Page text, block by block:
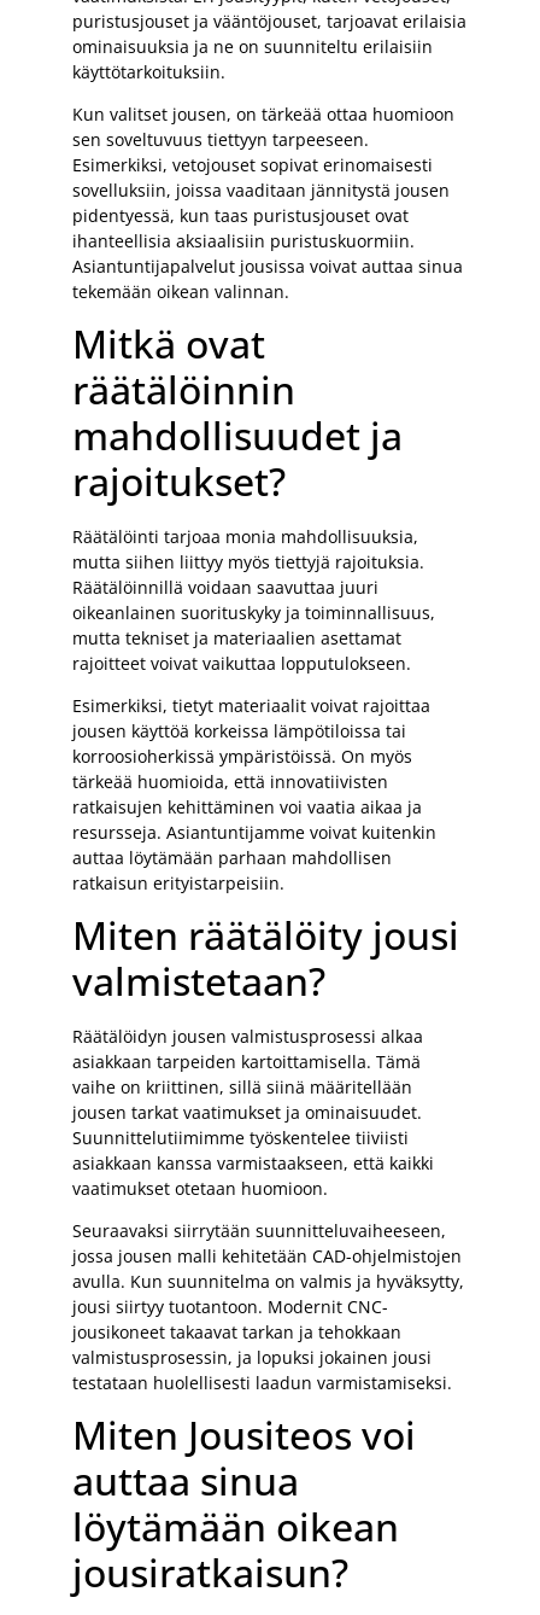
puristusjouset ja vääntöjouset, tarjoavat erilaisia
ominaisuuksia ja ne on suunniteltu erilaisiin
käyttötarkoituksiin.
Kun valitset jousen, on tärkeää ottaa huomioon
sen soveltuvuus tiettyyn tarpeeseen.
Esimerkiksi, vetojouset sopivat erinomaisesti
sovelluksiin, joissa vaaditaan jännitystä jousen
pidentyessä, kun taas puristusjouset ovat
ihanteellisia aksiaalisiin puristuskuormiin.
Asiantuntijapalvelut jousissa voivat auttaa sinua
tekemään oikean valinnan.
Mitkä ovat
räätälöinnin
mahdollisuudet ja
rajoitukset?
Räätälöinti tarjoaa monia mahdollisuuksia,
mutta siihen liittyy myös tiettyjä rajoituksia.
Räätälöinnillä voidaan saavuttaa juuri
oikeanlainen suorituskyky ja toiminnallisuus,
mutta tekniset ja materiaalien asettamat
rajoitteet voivat vaikuttaa lopputulokseen.
Esimerkiksi, tietyt materiaalit voivat rajoittaa
jousen käyttöä korkeissa lämpötiloissa tai
korroosioherkissä ympäristöissä. On myös
tärkeää huomioida, että innovatiivisten
ratkaisujen kehittäminen voi vaatia aikaa ja
resursseja. Asiantuntijamme voivat kuitenkin
auttaa löytämään parhaan mahdollisen
ratkaisun erityistarpeisiin.
Miten räätälöity jousi
valmistetaan?
Räätälöidyn jousen valmistusprosessi alkaa
asiakkaan tarpeiden kartoittamisella. Tämä
vaihe on kriittinen, sillä siinä määritellään
jousen tarkat vaatimukset ja ominaisuudet.
Suunnittelutiimimme työskentelee tiiviisti
asiakkaan kanssa varmistaakseen, että kaikki
vaatimukset otetaan huomioon.
Seuraavaksi siirrytään suunnitteluvaiheeseen,
jossa jousen malli kehitetään CAD-ohjelmistojen
avulla. Kun suunnitelma on valmis ja hyväksytty,
jousi siirtyy tuotantoon. Modernit CNC-
jousikoneet takaavat tarkan ja tehokkaan
valmistusprosessin, ja lopuksi jokainen jousi
testataan huolellisesti laadun varmistamiseksi.
Miten Jousiteos voi
auttaa sinua
löytämään oikean
jousiratkaisun?